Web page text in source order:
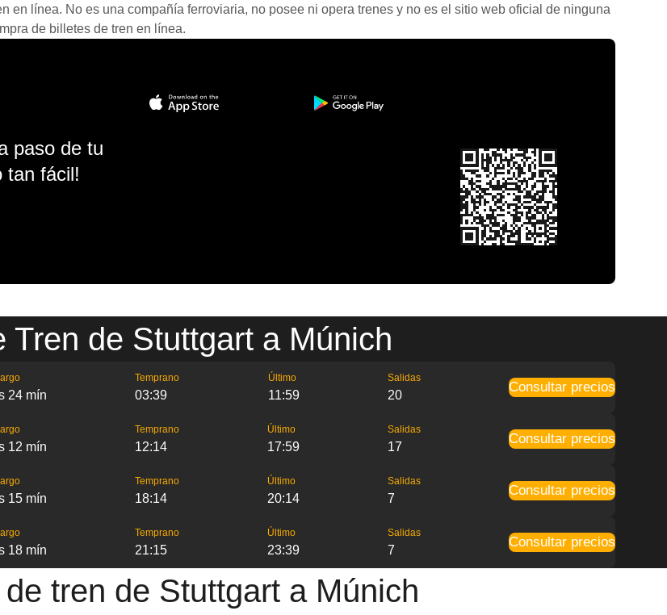
en línea. No es una compañía ferroviaria, no posee ni opera trenes y no es el sitio web oficial de ninguna
de billetes de tren en línea.
paso de tu
tan fácil!
Tren de Stuttgart a Múnich
24 mín
Temprano
03:39
Último
11:59
Salidas
20
Consultar precios
12 mín
Temprano
12:14
Último
17:59
Salidas
17
Consultar precios
15 mín
Temprano
18:14
Último
20:14
Salidas
7
Consultar precios
18 mín
Temprano
21:15
Último
23:39
Salidas
7
Consultar precios
tren de Stuttgart a Múnich